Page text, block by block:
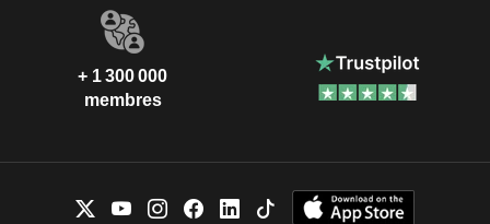
+ 1 300 000
membres